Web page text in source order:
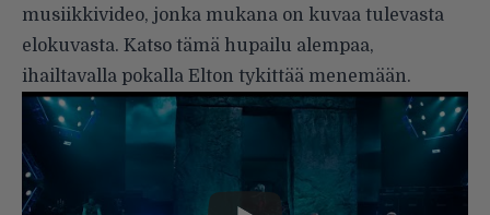
musiikkivideo, jonka mukana on kuvaa tulevasta
elokuvasta. Katso tämä hupailu alempaa,
ihailtavalla pokalla Elton tykittää menemään.